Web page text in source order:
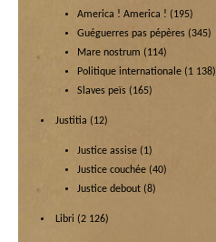
America ! America ! (195)
Guéguerres pas pépères (345)
Mare nostrum (114)
Politique internationale (1 138)
Slaves peïs (165)
Justitia (12)
Justice assise (1)
Justice couchée (40)
Justice debout (8)
Libri (2 126)